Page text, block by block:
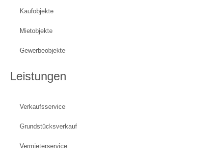
Kaufobjekte
Mietobjekte
Gewerbeobjekte
Leistungen
Verkaufsservice
Grundstücksverkauf
Vermieterservice